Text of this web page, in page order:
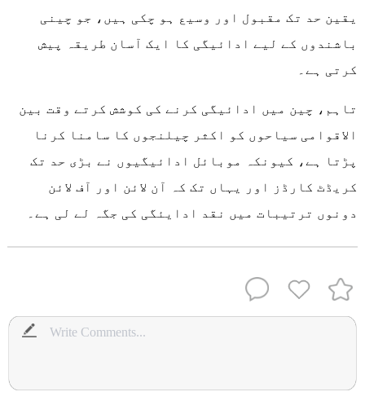
یقین حد تک مقبول اور وسیع ہو چکی ہیں، جو چینی
باشندوں کے لیے ادائیگی کا ایک آسان طریقہ پیش
کرتی ہے۔
تاہم، چین میں ادائیگی کرنے کی کوشش کرتے وقت بین
الاقوامی سیاحوں کو اکثر چیلنجوں کا سامنا کرنا
پڑتا ہے، کیونکہ موبائل ادائیگیوں نے بڑی حد تک
کریڈٹ کارڈز اور یہاں تک کہ آن لائن اور آف لائن
دونوں ترتیبات میں نقد ادایئگی کی جگہ لے لی ہے۔